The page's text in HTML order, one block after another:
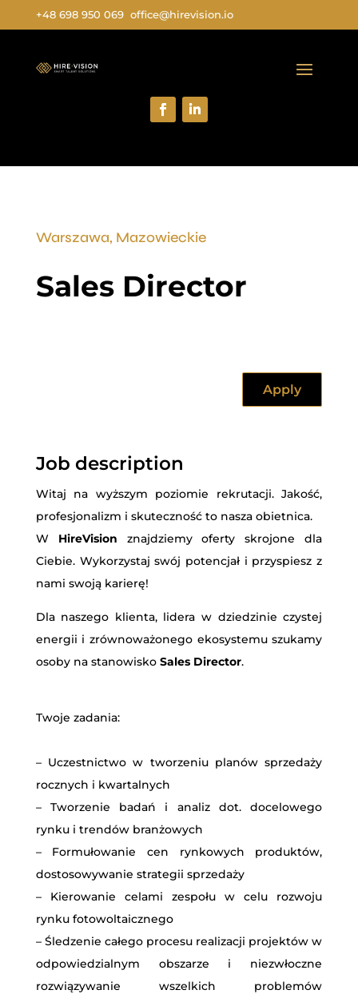
+48 698 950 069 office@hirevision.io
Warszawa, Mazowieckie
Sales Director
Apply
Job description
Witaj na wyższym poziomie rekrutacji. Jakość,
profesjonalizm i skuteczność to nasza obietnica.
W HireVision znajdziemy oferty skrojone dla
Ciebie. Wykorzystaj swój potencjał i przyspiesz z
nami swoją karierę!
Dla naszego klienta, lidera w dziedzinie czystej
energii i zrównoważonego ekosystemu szukamy
osoby na stanowisko Sales Director.
Twoje zadania:
– Uczestnictwo w tworzeniu planów sprzedaży
rocznych i kwartalnych
– Tworzenie badań i analiz dot. docelowego
rynku i trendów branżowych
– Formułowanie cen rynkowych produktów,
dostosowywanie strategii sprzedaży
– Kierowanie celami zespołu w celu rozwoju
rynku fotowoltaicznego
– Śledzenie całego procesu realizacji projektów w
odpowiedzialnym obszarze i niezwłoczne
rozwiązywanie wszelkich problemów